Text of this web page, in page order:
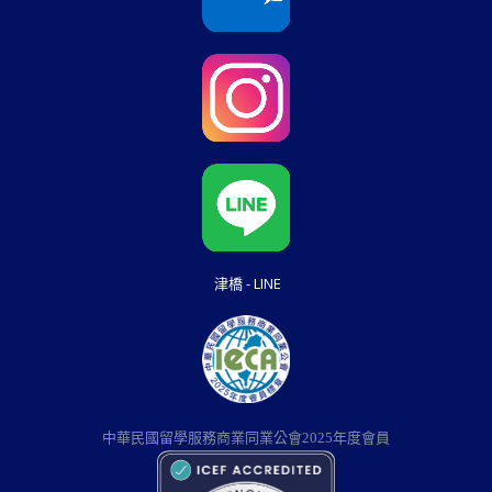
津橋 - LINE
中華民國留學服務商業同業公會2025年度會員